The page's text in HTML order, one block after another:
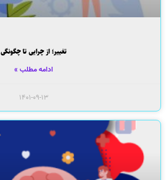
تغییر؛ از چرایی تا چگونگی
ادامه مطلب »
۱۴۰۱-۰۹-۱۳